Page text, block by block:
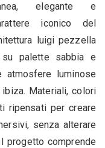
elegante e
iconico del
luigi pezzella
palette sabbia e
atmosfere luminose
Materiali, colori
ripensati per creare
senza alterare
progetto comprende